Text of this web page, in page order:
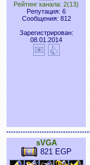
Рейтинг канала: 2(13)
Репутация: 6
Сообщения: 812
Зарегистрирован:
08.01.2014
sVGA
821 EGP